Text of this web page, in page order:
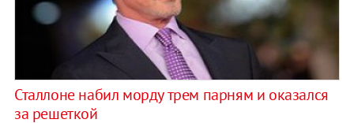
Сталлоне набил морду трем парням и оказался
за решеткой